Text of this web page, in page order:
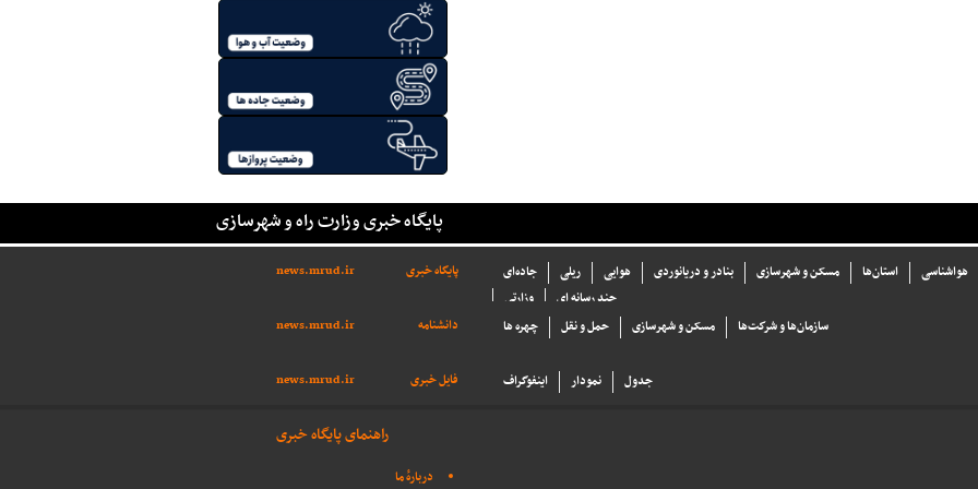
پایگاه خبری وزارت راه و شهرسازی
پایگاه خبری news.mrud.ir جاده‌ای ریلی هوایی بنادر و دریانوردی مسکن و شهرسازی استان‌ها
هواشناسی
وزارتی
چند رسانه ای
دانشنامه
news.mrud.ir چهره ها حمل و نقل مسکن و شهرسازی سازما‌ن‌ها و شركت‌ها
فایل خبری news.mrud.ir اینفوگراف نمودار جدول
راهنمای پایگاه خبری
دربارهٔ ما